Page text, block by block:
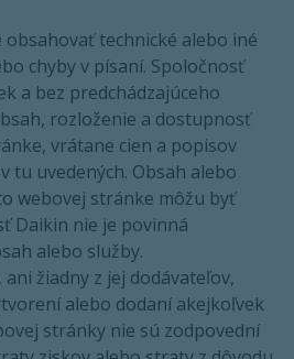
technické alebo iné
chyby v písaní. Spoločnosť
a bez predchádzajúceho
rozloženie a dostupnosť
vrátane cien a popisov
tu uvedených. Obsah alebo
webovej stránke môžu byť
Daikin nie je povinná
alebo služby.
žiadny z jej dodávateľov,
alebo dodaní akejkoľvek
stránky nie sú zodpovední